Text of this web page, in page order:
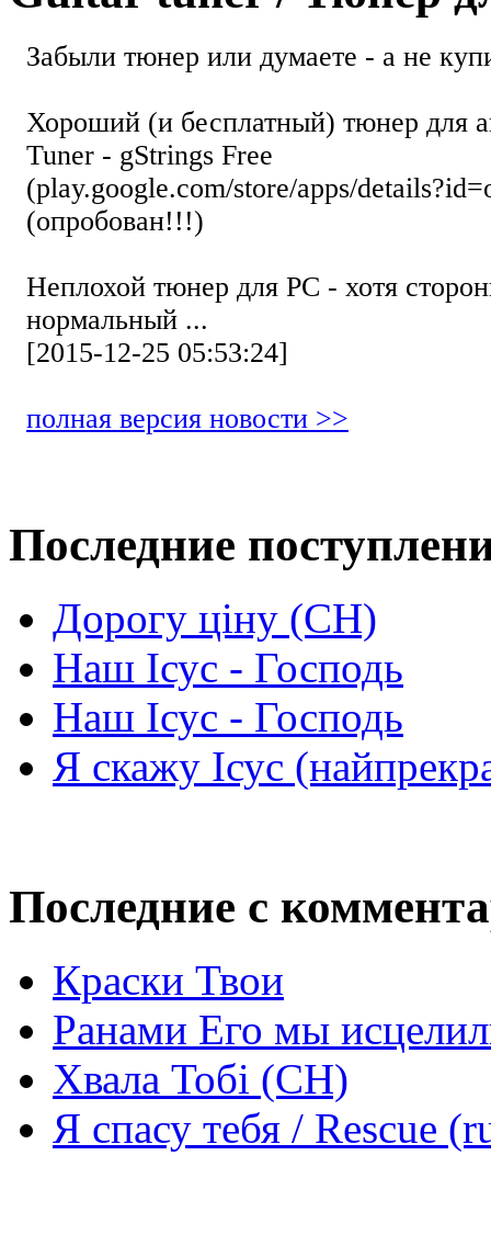
Забыли тюнер или думаете - а не
Хороший (и бесплатный) тюнер для
Tuner - gStrings Free
(play.google.com/store/apps/
(опробован!!!)
Неплохой тюнер для РС - хотя
нормальный ...
[2015-12-25 05:53:24]
полная версия новости >>
Последние
Дорогу ціну (СН)
Наш Ісус - Господь
Наш Ісус - Господь
Я скажу Ісус
Последние с
Краски Твои
Ранами Его мы
Хвала Тобі (СН)
Я спасу тебя / Rescue